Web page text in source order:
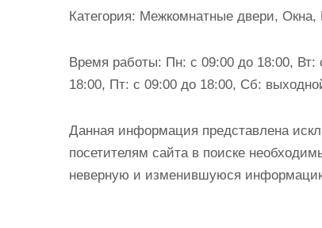
Категория: Межкомнатные двери, Окна,
Время работы: Пн: с 09:00 до 18:00, Вт:
18:00, Пт: с 09:00 до 18:00, Сб:
Данная информация представлена
посетителям сайта в поиске
неверную и изменившуюся